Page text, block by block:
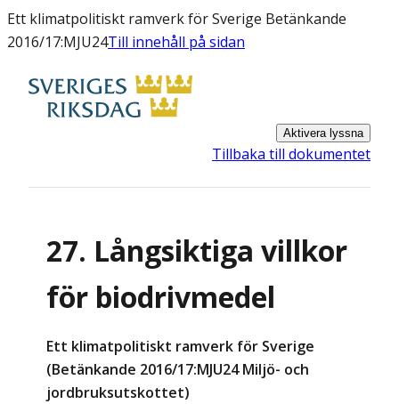
Ett klimatpolitiskt ramverk för Sverige Betänkande
2016/17:MJU24Till innehåll på sidan
Aktivera lyssna
Tillbaka till dokumentet
27. Långsiktiga villkor
för biodrivmedel
Ett klimatpolitiskt ramverk för Sverige
(Betänkande 2016/17:MJU24 Miljö- och
jordbruksutskottet)